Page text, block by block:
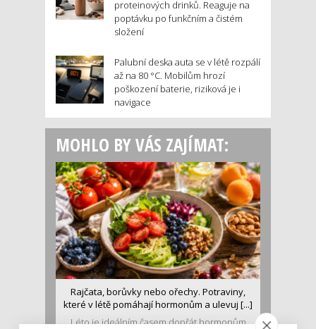
proteinových drinků. Reaguje na
poptávku po funkčním a čistém
složení
Palubní deska auta se v létě rozpálí
až na 80 °C. Mobilům hrozí
poškození baterie, riziková je i
navigace
MOHLO BY VÁS ZAJÍMAT:
Rajčata, borůvky nebo ořechy. Potraviny,
které v létě pomáhají hormonům a ulevuj [...]
Léto je ideálním časem dopřát hormonům